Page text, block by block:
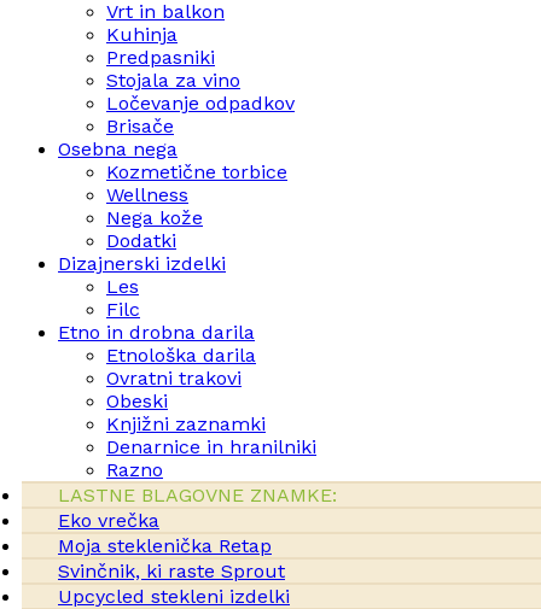
Vrt in balkon
Kuhinja
Predpasniki
Stojala za vino
Ločevanje odpadkov
Brisače
Osebna nega
Kozmetične torbice
Wellness
Nega kože
Dodatki
Dizajnerski izdelki
Les
Filc
Etno in drobna darila
Etnološka darila
Ovratni trakovi
Obeski
Knjižni zaznamki
Denarnice in hranilniki
Razno
LASTNE BLAGOVNE ZNAMKE:
Eko vrečka
Moja steklenička Retap
Svinčnik, ki raste Sprout
Upcycled stekleni izdelki